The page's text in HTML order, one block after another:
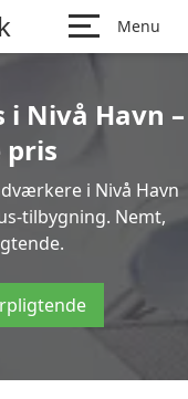
Menu
Nivå Havn –
pris
i Nivå Havn
tilbygning. Nemt,